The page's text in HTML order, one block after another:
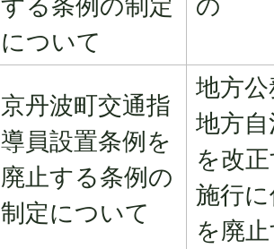
について
京丹波町交通指
導員設置条例を
廃止する条例の
制定について
地方
地方
を改
施行
を廃